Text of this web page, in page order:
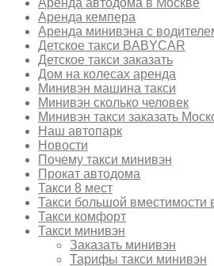
Аренда автодома в Москве
Аренда кемпера
Аренда минивэна с
Детское такси BABYCAR
Детское такси заказать
Дом на колесах аренда
Минивэн машина такси
Минивэн сколько человек
Минивэн такси заказать
Наш автопарк
Новости
Почему такси минивэн
Прокат автодома
Такси 8 мест
Такси большой вместимости
Такси комфорт
Такси минивэн
Заказать минивэн
Тарифы такси минивэн